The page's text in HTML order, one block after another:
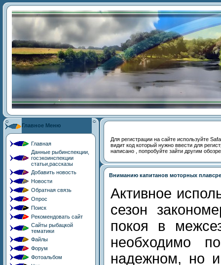
Главное Меню
Главная
Данные рыбинспекции,
госэкоинспекции
статьи,рассказы
Добавить новость
Новости
Обратная связь
Опрос
Поиск
Рекомендовать сайт
Сайты рыбацкой
тематики
Файлы
Форум
Фотоальбом
Для регистрации на сайте используйте
видит код который нужно ввести для
написано , попробуйте зайти другим
Вниманию капитанов моторных
Активное
сезон
покоя в
необходимо
надежном, но